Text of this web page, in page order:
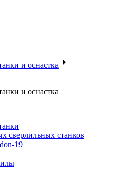
и оснастка
и оснастка
сверлильных станков
19